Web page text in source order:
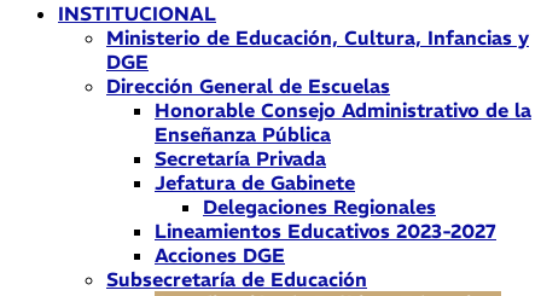
INSTITUCIONAL
Ministerio de Educación, Cultura, Infancias y
DGE
Dirección General de Escuelas
Honorable Consejo Administrativo de la
Enseñanza Pública
Secretaría Privada
Jefatura de Gabinete
Delegaciones Regionales
Lineamientos Educativos 2023-2027
Acciones DGE
Subsecretaría de Educación